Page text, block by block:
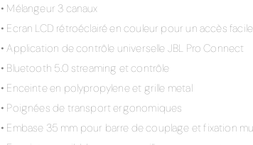
• Mélangeur 3 canaux
• Ecran LCD rétroéclairé en couleur pour un accès
• Application de contrôle universelle JBL Pro Connect
• Bluetooth 5.0 streaming et contrôle
• Enceinte en polypropylene et grille metal
• Poignées de transport ergonomiques
• Embase 35 mm pour barre de couplage et fixation